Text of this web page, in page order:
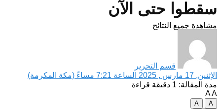
مشاهدة جميع النتائح
سقطوا حتى الآن
قسم التحرير
الإثنين, 17 مارس , 2025 الساعة 7:21 مساءً (مكة المكرمة)
مدة المقالة: 1 دقيقة قراءة
AA
A
A